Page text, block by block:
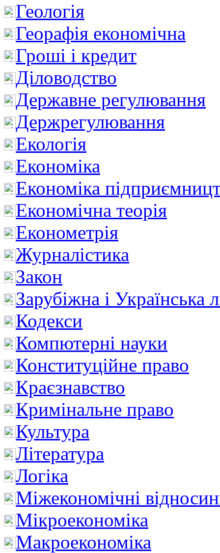
Геологія
Георафія економічна
Гроші і кредит
Діловодство
Державне регулювання
Держрегулювання
Екологія
Економіка
Економіка
Економічна теорія
Економетрія
Журналістика
Закон
Зарубіжна і Українська
Кодекси
Компютерні науки
Конституційне право
Краєзнавство
Кримінальне право
Культура
Література
Логіка
Міжекономічні
Мікроекономіка
Макроекономіка